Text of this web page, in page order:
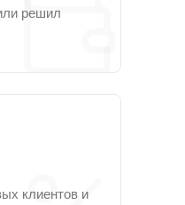
решил
клиентов и